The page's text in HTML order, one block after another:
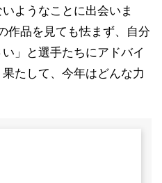
ようなことに出会いま
作品を見ても怯まず、自分
」と選手たちにアドバイ
たして、今年はどんな力